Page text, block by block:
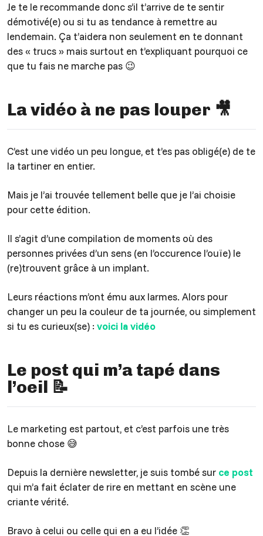
Je te le recommande donc s’il t’arrive de te sentir
démotivé(e) ou si tu as tendance à remettre au
lendemain. Ça t’aidera non seulement en te donnant
des « trucs » mais surtout en t’expliquant pourquoi ce
que tu fais ne marche pas 😉
La vidéo à ne pas louper 🎥
C’est une vidéo un peu longue, et t’es pas obligé(e) de te
la tartiner en entier.
Mais je l’ai trouvée tellement belle que je l’ai choisie
pour cette édition.
Il s’agit d’une compilation de moments où des
personnes privées d’un sens (en l’occurence l’ouïe) le
(re)trouvent grâce à un implant.
Leurs réactions m’ont ému aux larmes. Alors pour
changer un peu la couleur de ta journée, ou simplement
si tu es curieux(se) : voici la vidéo
Le post qui m’a tapé dans
l’oeil 📝
Le marketing est partout, et c’est parfois une très
bonne chose 😅
Depuis la dernière newsletter, je suis tombé sur ce post
qui m’a fait éclater de rire en mettant en scène une
criante vérité.
Bravo à celui ou celle qui en a eu l’idée 👏